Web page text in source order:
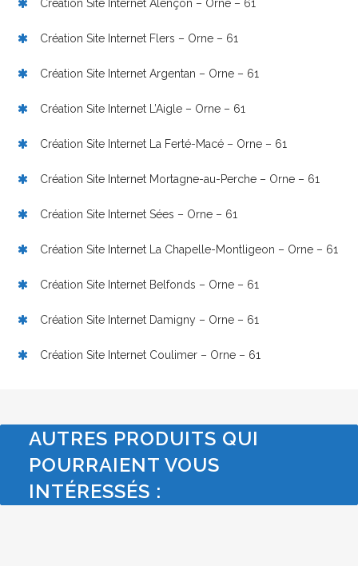
Création Site Internet Alençon – Orne – 61
Création Site Internet Flers – Orne – 61
Création Site Internet Argentan – Orne – 61
Création Site Internet L’Aigle – Orne – 61
Création Site Internet La Ferté-Macé – Orne – 61
Création Site Internet Mortagne-au-Perche – Orne – 61
Création Site Internet Sées – Orne – 61
Création Site Internet La Chapelle-Montligeon – Orne – 61
Création Site Internet Belfonds – Orne – 61
Création Site Internet Damigny – Orne – 61
Création Site Internet Coulimer – Orne – 61
AUTRES PRODUITS QUI
POURRAIENT VOUS
INTÉRESSÉS :